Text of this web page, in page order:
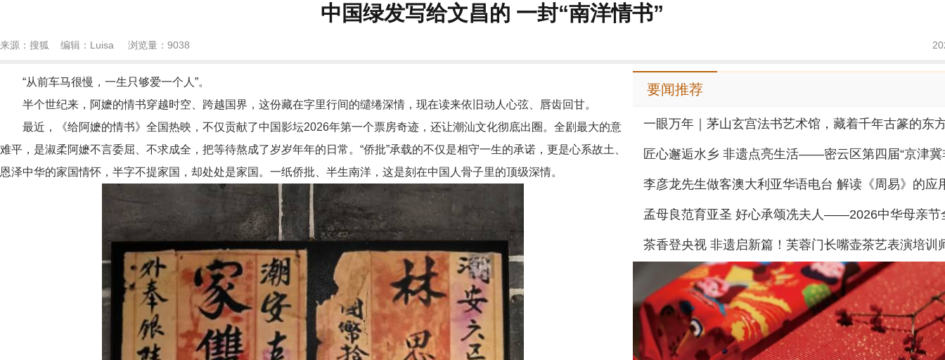
中国绿发写给文昌的 一封“南洋情书”
来源：搜狐 编辑：Luisa 浏览量： 9038
“从前车马很慢，一生只够爱一个人”。
半个世纪来，阿嬷的情书穿越时空、跨越国界，这份藏在字里行间的缱绻深情，现在读来依旧动人心弦、唇齿回甘。
最近，《给阿嬷的情书》全国热映，不仅贡献了中国影坛2026年第一个票房奇迹，还让潮汕文化彻底出圈。全剧最大的意
难平，是淑柔阿嬷不言委屈、不求成全，把等待熬成了岁岁年年的日常。“侨批”承载的不仅是相守一生的承诺，更是心系故土、
恩泽中华的家国情怀，半字不提家国，却处处是家国。一纸侨批、半生南洋，这是刻在中国人骨子里的顶级深情。
要闻推荐
一眼万年｜茅山玄宫法书艺术馆，藏着千年古篆的东